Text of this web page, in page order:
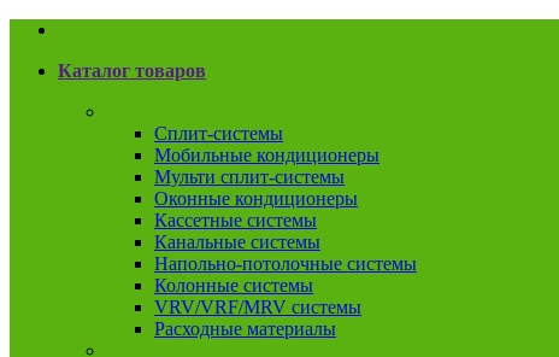
Каталог товаров
Сплит-системы
Мобильные кондиционеры
Мульти сплит-системы
Оконные кондиционеры
Кассетные системы
Канальные системы
Напольно-потолочные системы
Колонные системы
VRV/VRF/MRV системы
Расходные материалы